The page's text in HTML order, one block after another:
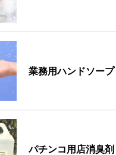
業務用ハンドソープ
パチンコ用店消臭剤